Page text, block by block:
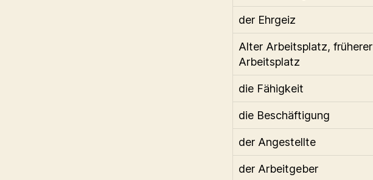
der Ehrgeiz
Alter Arbeitsplatz, früherer
Arbeitsplatz
die Fähigkeit
die Beschäftigung
der Angestellte
der Arbeitgeber